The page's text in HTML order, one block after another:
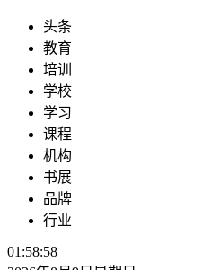
头条
教育
培训
学校
学习
课程
机构
书展
品牌
行业
01:58:58